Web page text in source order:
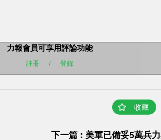
力報會員可享用評論功能
註冊 / 登錄
收藏
下一篇 : 美軍已備妥5萬兵